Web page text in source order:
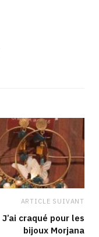
ARTICLE SUIVANT
J’ai craqué pour les
bijoux Morjana